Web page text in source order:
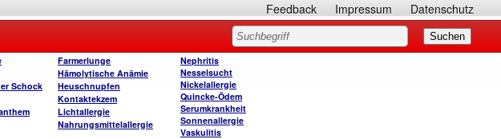
Feedback Impressum Datenschutz
Schock
Farmerlunge
Hämolytische Anämie
Heuschnupfen
Kontaktekzem
Lichtallergie
Nahrungsmittelallergie
Nephritis
Nesselsucht
Nickelallergie
Quincke-Ödem
Serumkrankheit
Sonnenallergie
Vaskulitis